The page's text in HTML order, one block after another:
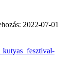
2022-07-01